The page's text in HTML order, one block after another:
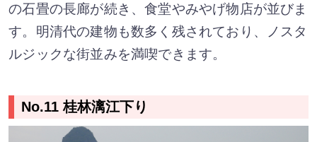
の石畳の長廊が続き、食堂やみやげ物店が並びま
す。明清代の建物も数多く残されており、ノスタ
ルジックな街並みを満喫できます。
No.11 桂林漓江下り